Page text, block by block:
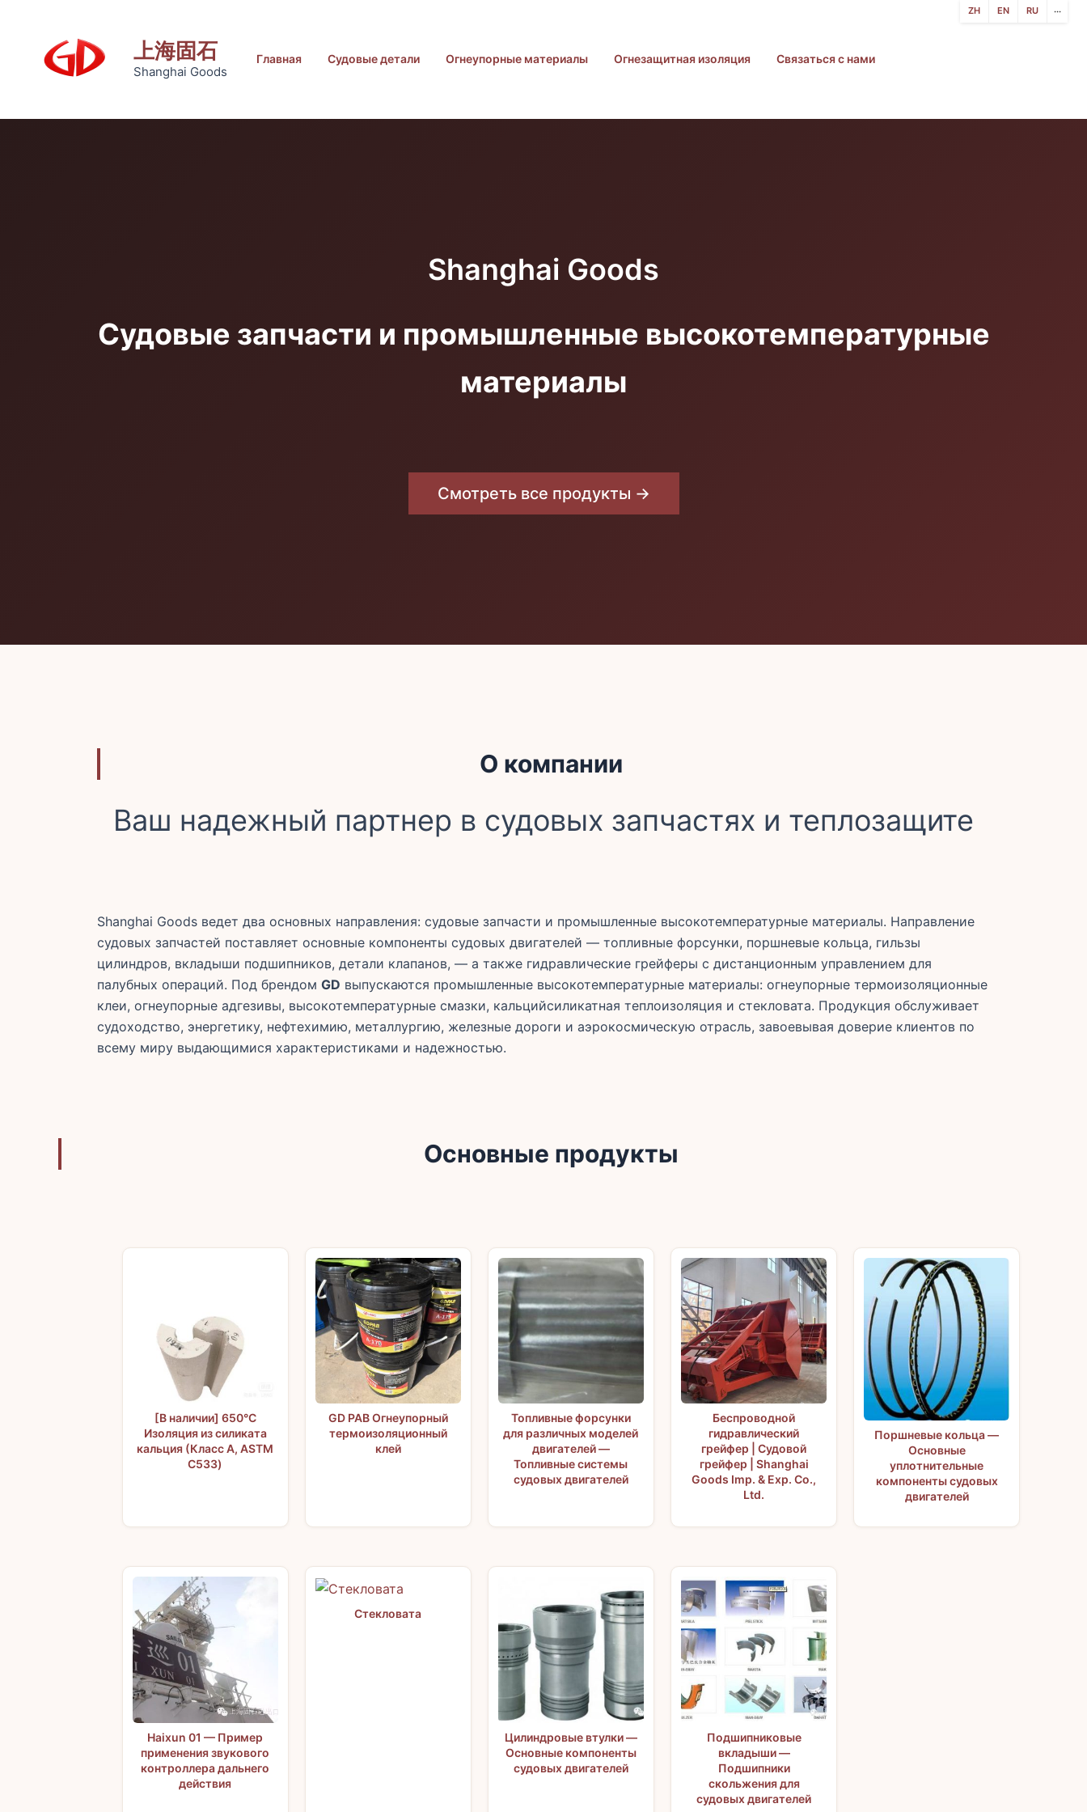
содержанию
上海固石
Shanghai Goods
Главная Судовые детали Огнеупорные материалы Огнезащитная изоляция Связаться с нами
Shanghai Goods
Судовые запчасти и промышленные высокотемпературные
материалы
Смотреть все продукты →
О компании
Ваш надежный партнер в судовых запчастях и теплозащите
Shanghai Goods ведет два основных направления: судовые запчасти и промышленные высокотемпературные материалы. Направление
судовых запчастей поставляет основные компоненты судовых двигателей — топливные форсунки, поршневые кольца, гильзы
цилиндров, вкладыши подшипников, детали клапанов, — а также гидравлические грейферы с дистанционным управлением для
палубных операций. Под брендом GD выпускаются промышленные высокотемпературные материалы: огнеупорные термоизоляционные
клеи, огнеупорные адгезивы, высокотемпературные смазки, кальцийсиликатная теплоизоляция и стекловата. Продукция обслуживает
судоходство, энергетику, нефтехимию, металлургию, железные дороги и аэрокосмическую отрасль, завоевывая доверие клиентов по
всему миру выдающимися характеристиками и надежностью.
Основные продукты
[В наличии] 650°C
Изоляция из силиката
кальция (Класс А, ASTM
C533)
GD PAB Огнеупорный
термоизоляционный
клей
Топливные форсунки
для различных моделей
двигателей —
Топливные системы
судовых двигателей
Беспроводной
гидравлический
грейфер | Судовой
грейфер | Shanghai
Goods Imp. & Exp. Co.,
Ltd.
Поршневые кольца —
Основные
уплотнительные
компоненты судовых
двигателей
Haixun 01 — Пример
применения звукового
контроллера дальнего
действия
Стекловата
Цилиндровые втулки —
Основные компоненты
судовых двигателей
Подшипниковые
вкладыши —
Подшипники
скольжения для
судовых двигателей
ZH EN RU ···